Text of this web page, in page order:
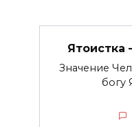
Ятоистка
Значение
богу